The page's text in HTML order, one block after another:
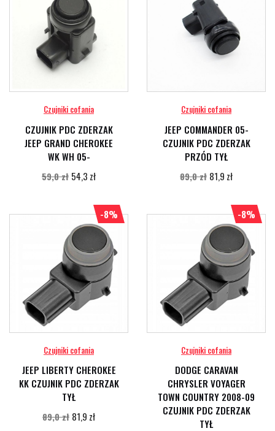
Czujniki cofania
CZUJNIK PDC ZDERZAK
JEEP GRAND CHEROKEE
WK WH 05-
59,0 zł 54,3 zł
Czujniki cofania
JEEP COMMANDER 05-
CZUJNIK PDC ZDERZAK
PRZÓD TYŁ
89,0 zł 81,9 zł
Czujniki cofania
JEEP LIBERTY CHEROKEE
KK CZUJNIK PDC ZDERZAK
TYŁ
89,0 zł 81,9 zł
-8%
Czujniki cofania
DODGE CARAVAN
CHRYSLER VOYAGER
TOWN COUNTRY 2008-09
CZUJNIK PDC ZDERZAK
TYŁ
-8%